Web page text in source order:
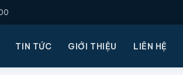
TIN TỨC GIỚI THIỆU LIÊN HỆ